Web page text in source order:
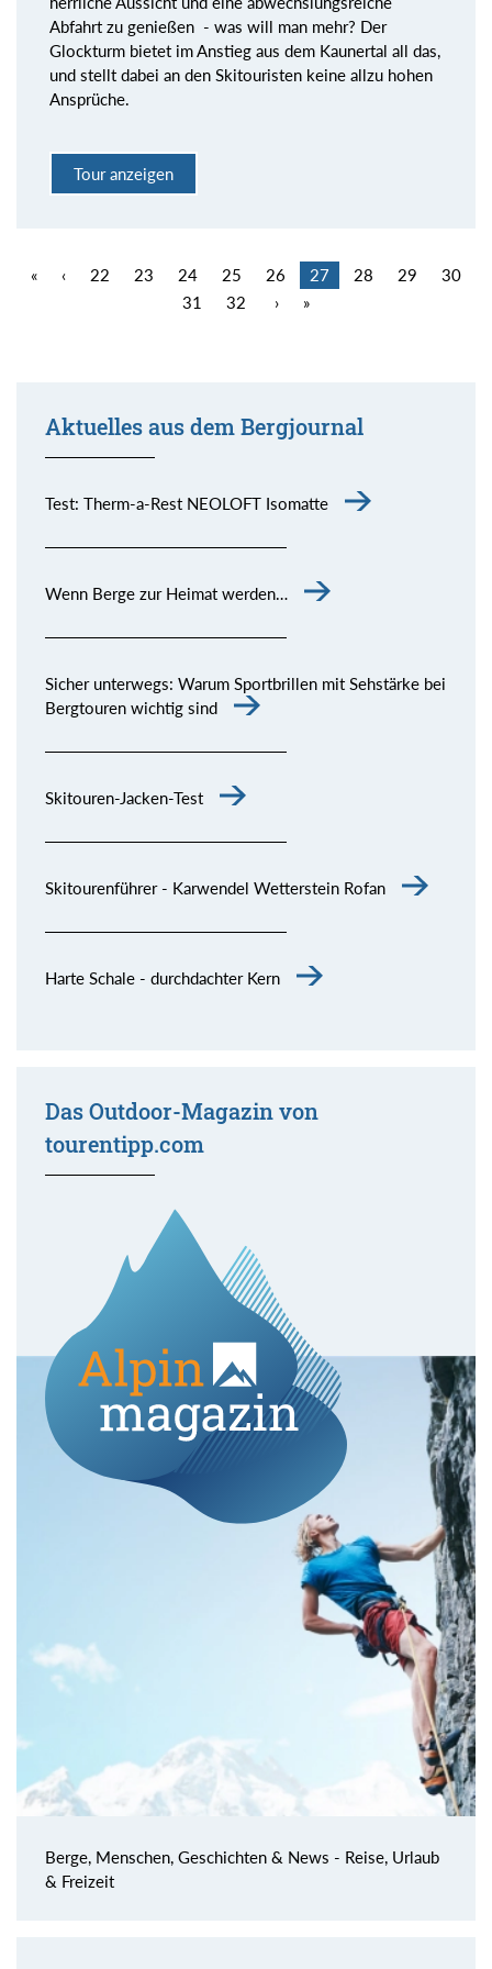
Abfahrt zu genießen - was will man mehr? Der
Glockturm bietet im Anstieg aus dem Kaunertal all das,
und stellt dabei an den Skitouristen keine allzu hohen
Ansprüche.
Tour anzeigen
« ‹ 22 23 24 25 26 27 28 29
30
31
32 › »
Aktuelles aus dem Bergjournal
Test: Therm-a-Rest NEOLOFT Isomatte
Wenn Berge zur Heimat werden…
Sicher unterwegs: Warum Sportbrillen mit Sehstärke bei
Bergtouren wichtig sind
Skitouren-Jacken-Test
Skitourenführer - Karwendel Wetterstein Rofan
Harte Schale - durchdachter Kern
Das Outdoor-Magazin von
tourentipp.com
Berge, Menschen, Geschichten & News - Reise, Urlaub
& Freizeit